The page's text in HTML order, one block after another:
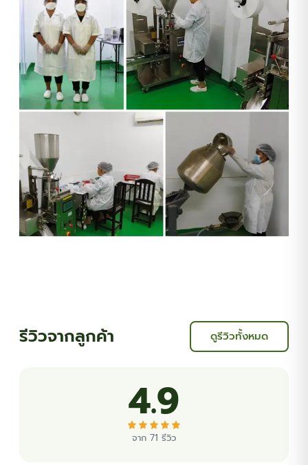
รีวิวจากลูกค้า ดูรีวิวทั้งหมด
4.9
จาก 71 รีวิว